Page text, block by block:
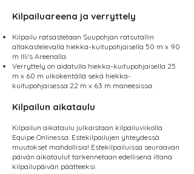
Kilpailuareena ja verryttely
Kilpailu ratsastetaan Suupohjan ratsutallin
altakastelevalla hiekka-kuitupohjaisella 50 m x 90
m Illi's Areenalla.
Verryttely on aidatulla hiekka-kuitupohjaisella 25
m x 60 m ulkokentällä sekä hiekka-
kuitupohjaisessa 22 m x 63 m maneesissa.
Kilpailun aikataulu
Kilpailun aikataulu julkaistaan kilpailuviikolla
Equipe Onlinessa. Estekilpailujen yhteydessä
muutokset mahdollisia! Estekilpailuissa seuraavan
päivän aikataulut tarkennetaan edellisenä iltana
kilpailupäivän päätteeksi.